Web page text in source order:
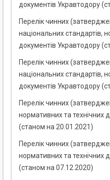
документів Укравтодору
Перелік чинних
національних стандартів,
документів Укравтодору
Перелік чинних
національних стандартів,
документів Укравтодору
Перелік чинних
нормативних та технічних
(станом на 20.01.2021)
Перелік чинних
нормативних та технічних
(станом на 07.12.2020)